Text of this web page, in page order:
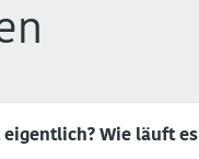
Wie läuft es